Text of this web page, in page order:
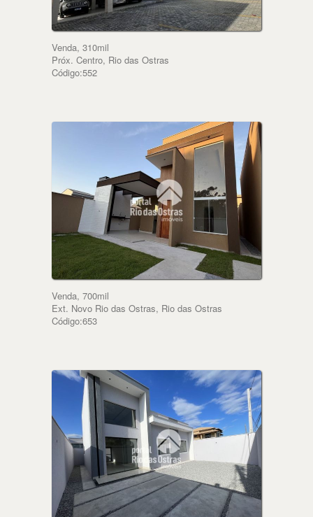
Venda, 310mil
Próx. Centro, Rio das Ostras
Código:552
Venda, 700mil
Ext. Novo Rio das Ostras, Rio das Ostras
Código:653